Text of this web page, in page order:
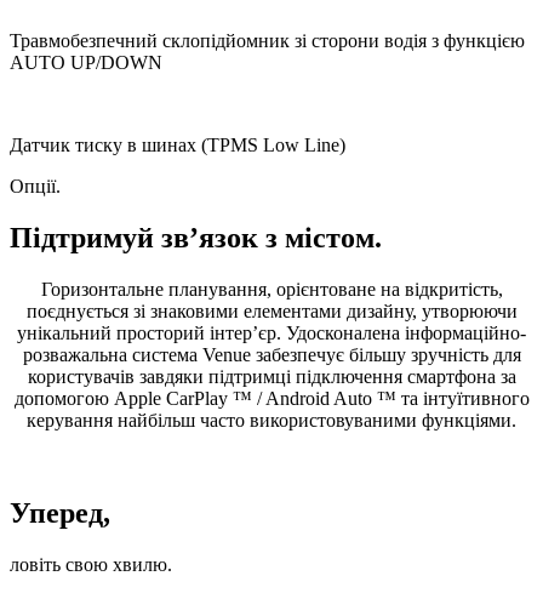
Травмобезпечний склопідйомник зі сторони водія з функцією
AUTO UP/DOWN
Датчик тиску в шинах (TPMS Low Line)
Опції.
Підтримуй зв’язок з містом.
Горизонтальне планування, орієнтоване на відкритість,
поєднується зі знаковими елементами дизайну, утворюючи
унікальний просторий інтер’єр. Удосконалена інформаційно-
розважальна система Venue забезпечує більшу зручність для
користувачів завдяки підтримці підключення смартфона за
допомогою Apple CarPlay ™ / Android Auto ™ та інтуїтивного
керування найбільш часто використовуваними функціями.
Уперед,
ловіть свою хвилю.